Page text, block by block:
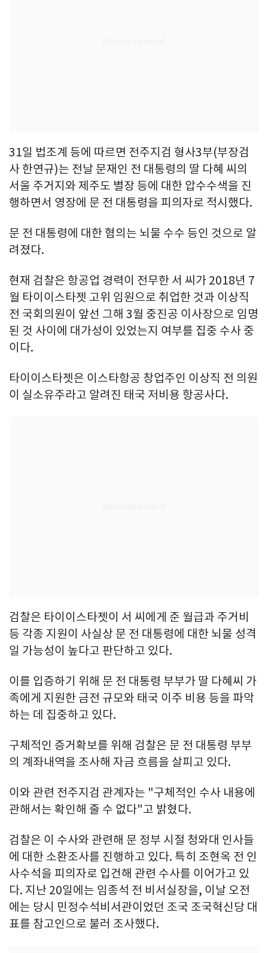
31일 법조계 등에 따르면 전주지검 형사3부(부장검
사 한연규)는 전날 문재인 전 대통령의 딸 다혜 씨의
서울 주거지와 제주도 별장 등에 대한 압수수색을 진
행하면서 영장에 문 전 대통령을 피의자로 적시했다.
문 전 대통령에 대한 혐의는 뇌물 수수 등인 것으로 알
려졌다.
현재 검찰은 항공업 경력이 전무한 서 씨가 2018년 7
월 타이이스타젯 고위 임원으로 취업한 것과 이상직
전 국회의원이 앞선 그해 3월 중진공 이사장으로 임명
된 것 사이에 대가성이 있었는지 여부를 집중 수사 중
이다.
타이이스타젯은 이스타항공 창업주인 이상직 전 의원
이 실소유주라고 알려진 태국 저비용 항공사다.
검찰은 타이이스타젯이 서 씨에게 준 월급과 주거비
등 각종 지원이 사실상 문 전 대통령에 대한 뇌물 성격
일 가능성이 높다고 판단하고 있다.
이를 입증하기 위해 문 전 대통령 부부가 딸 다혜씨 가
족에게 지원한 금전 규모와 태국 이주 비용 등을 파악
하는 데 집중하고 있다.
구체적인 증거확보를 위해 검찰은 문 전 대통령 부부
의 계좌내역을 조사해 자금 흐름을 살피고 있다.
이와 관련 전주지검 관계자는 "구체적인 수사 내용에
관해서는 확인해 줄 수 없다"고 밝혔다.
검찰은 이 수사와 관련해 문 정부 시절 청와대 인사들
에 대한 소환조사를 진행하고 있다. 특히 조현옥 전 인
사수석을 피의자로 입건해 관련 수사를 이어가고 있
다. 지난 20일에는 임종석 전 비서실장을, 이날 오전
에는 당시 민정수석비서관이었던 조국 조국혁신당 대
표를 참고인으로 불러 조사했다.